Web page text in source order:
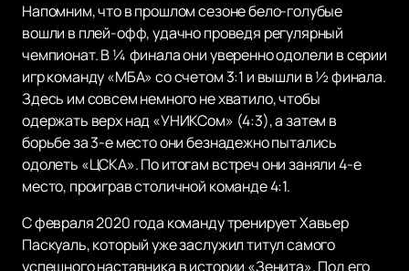
Напомним, что в прошлом сезоне бело-голубые
вошли в плей-офф, удачно проведя регулярный
чемпионат. В ¼ финала они уверенно одолели в серии
игр команду «МБА» со счетом 3:1 и вышли в ½ финала.
Здесь им совсем немного не хватило, чтобы
одержать верх над «УНИКСом» (4:3), а затем в
борьбе за 3-е место они безнадежно пытались
одолеть «ЦСКА». По итогам встреч они заняли 4-е
место, проиграв столичной команде 4:1.
С февраля 2020 года команду тренирует Хавьер
Паскуаль, который уже заслужил титул самого
успешного наставника в истории «Зенита». Под его